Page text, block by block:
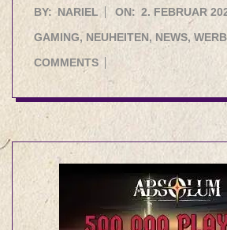
2026-
02-
02
BY: NARIEL ON: 2. FEBRUAR
GAMING, NEUHEITEN , NEWS,
COMMENTS